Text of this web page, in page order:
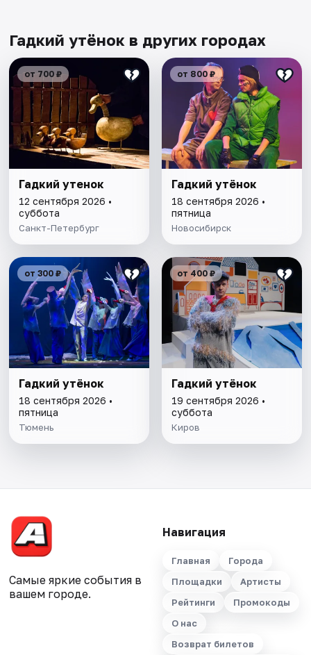
Гадкий утёнок в других городах
от 700 ₽
Гадкий утенок
12 сентября 2026 •
суббота
Санкт-Петербург
от 800 ₽
Гадкий утёнок
18 сентября 2026 •
пятница
Новосибирск
от 300 ₽
Гадкий утёнок
18 сентября 2026 •
пятница
Тюмень
от 400 ₽
Гадкий утёнок
19 сентября 2026 •
суббота
Киров
Самые яркие события в
вашем городе.
Навигация
Главная
Города
Площадки
Артисты
Рейтинги
Промокоды
О нас
Возврат билетов